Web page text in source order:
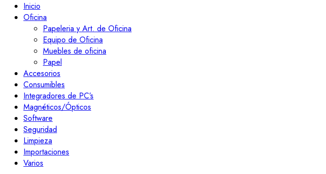
Inicio
Oficina
Papeleria y Art. de Oficina
Equipo de Oficina
Muebles de oficina
Papel
Accesorios
Consumibles
Integradores de PC’s
Magnéticos/Ópticos
Software
Seguridad
Limpieza
Importaciones
Varios